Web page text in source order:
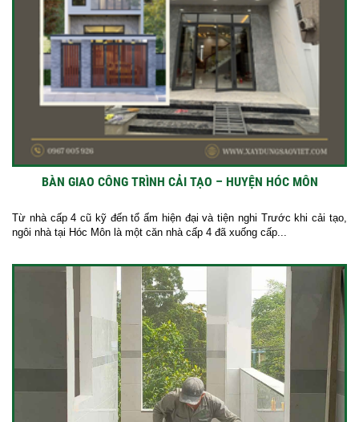
BÀN GIAO CÔNG TRÌNH CẢI TẠO – HUYỆN HÓC MÔN
Từ nhà cấp 4 cũ kỹ đến tổ ấm hiện đại và tiện nghi Trước khi cải tạo,
ngôi nhà tại Hóc Môn là một căn nhà cấp 4 đã xuống cấp...